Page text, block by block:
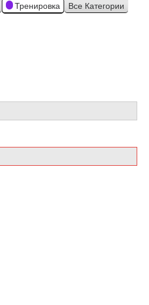
Тренировка Все Категории